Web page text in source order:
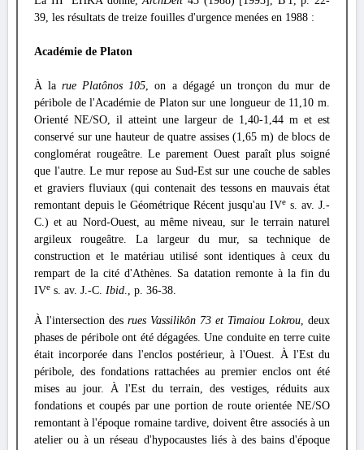
39, les résultats de treize fouilles d'urgence menées en 1988 :
Académie de Platon
À larue Platônos 105, on a dégagé un tronçon du mur de
péribole de l'Académie de Platon sur une longueur de 11,10 m.
Orienté NE/SO, il atteint une largeur de 1,40-1,44 m et est
conservé sur une hauteur de quatre assises (1,65 m) de blocs de
conglomérat rougeâtre. Le parement Ouest paraît plus soigné
que l'autre. Le mur repose au Sud-Est sur une couche de sables
et graviers fluviaux (qui contenait des tessons en mauvais état
remontant depuis le Géométrique Récent jusqu'au IVe s. av. J.-
C.) et au Nord-Ouest, au même niveau, sur le terrain naturel
argileux rougeâtre. La largeur du mur, sa technique de
construction et le matériau utilisé sont identiques à ceux du
rempart de la cité d'Athènes. Sa datation remonte à la fin du
IVe s. av. J.-C. Ibid., p. 36-38.
À l'intersection des rues Vassilikôn 73 et Timaiou Lokrou, deux
phases de péribole ont été dégagées. Une conduite en terre cuite
était incorporée dans l'enclos postérieur, à l'Ouest. À l'Est du
péribole, des fondations rattachées au premier enclos ont été
mises au jour. À l'Est du terrain, des vestiges, réduits aux
fondations et coupés par une portion de route orientée NE/SO
remontant à l'époque romaine tardive, doivent être associés à un
atelier ou à un réseau d'hypocaustes liés à des bains d'époque